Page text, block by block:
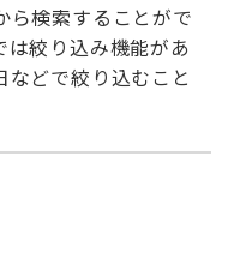
ら検索することがで
は絞り込み機能があ
などで絞り込むこと